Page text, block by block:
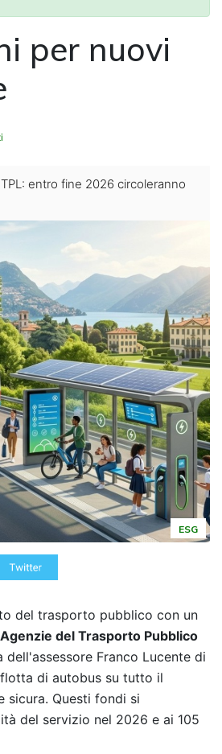
per nuovi
entro fine 2026 circoleranno
ESG
del trasporto pubblico con un
Agenzie del Trasporto Pubblico
Franco Lucente di
di autobus su tutto il
sicura. Questi fondi si
del servizio nel 2026 e ai 105